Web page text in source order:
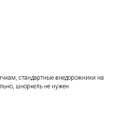
стандартные внедорожники на
шноркель не нужен